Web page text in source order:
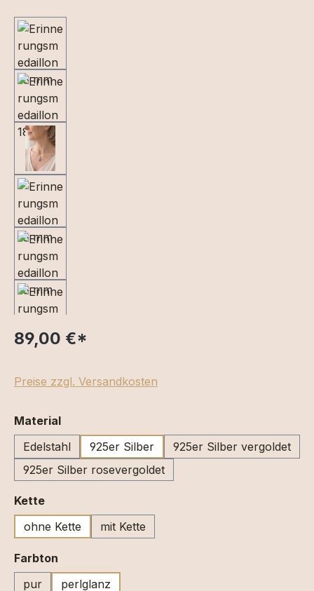
89,00 €*
Preise zzgl. Versandkosten
Materialauswählen
Edelstahl
925er Silber
925er Silber vergoldet
925er Silber rosevergoldet
Ketteauswählen
ohne Kette
mit Kette
Farbton
pur
perlglanz